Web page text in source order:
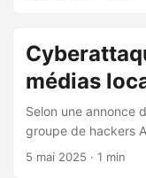
Mediehuset
ransomware en
compris la radio, la
resté opérationnel.
l’attaque et à
médias
Selon une annonce
groupe de hackers
identifié comme
5 mai 2025 · 1 min